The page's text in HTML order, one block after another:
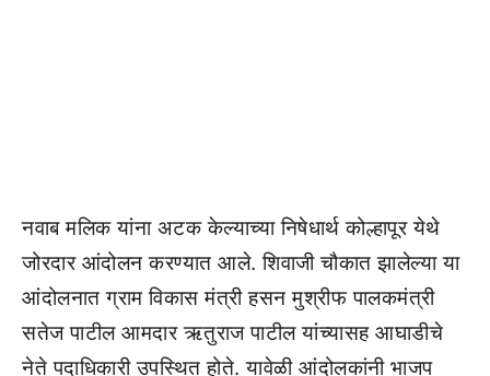
नवाब मलिक यांना अटक केल्याच्या निषेधार्थ कोल्हापूर येथे
जोरदार आंदोलन करण्यात आले. शिवाजी चौकात झालेल्या या
आंदोलनात ग्राम विकास मंत्री हसन मुश्रीफ पालकमंत्री
सतेज पाटील आमदार ऋतुराज पाटील यांच्यासह आघाडीचे
नेते पदाधिकारी उपस्थित होते. यावेळी आंदोलकांनी भाजप